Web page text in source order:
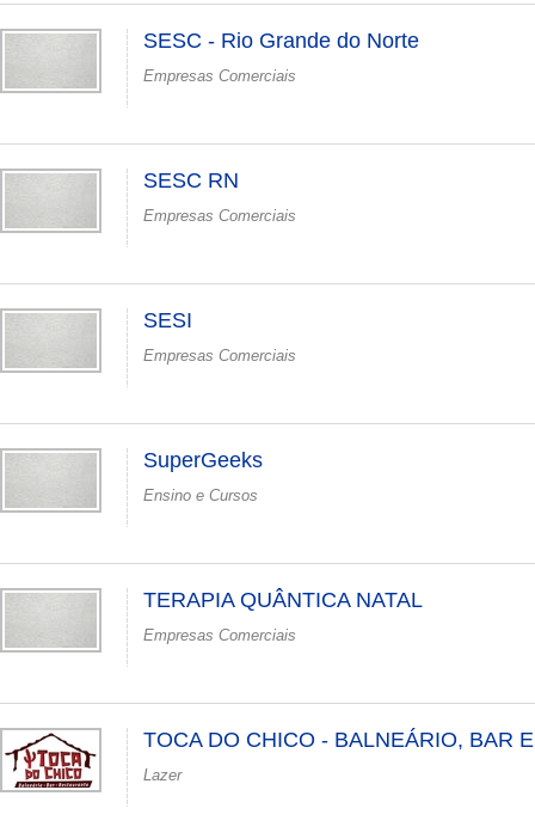
SESC - Rio Grande do Norte
Empresas Comerciais
SESC RN
Empresas Comerciais
SESI
Empresas Comerciais
SuperGeeks
Ensino e Cursos
TERAPIA QUÂNTICA NATAL
Empresas Comerciais
TOCA DO CHICO - BALNEÁRIO, BAR
Lazer